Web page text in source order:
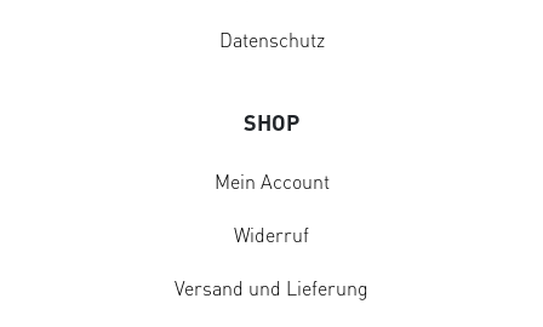
Datenschutz
SHOP
Mein Account
Widerruf
Versand und Lieferung